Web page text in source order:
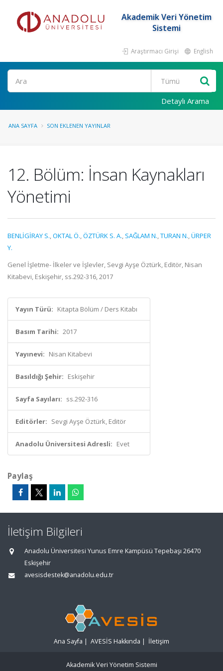
Akademik Veri Yönetim
Sistemi
Araştırmacı Girişi English
Ara
Detaylı Arama
ANA SAYFA SON EKLENEN YAYINLAR
12. Bölüm: İnsan Kaynakları
Yönetimi
BENLİGİRAY S.,OKTAL Ö.,ÖZTÜRK S. A., SAĞLAM N.,TURAN N.,ÜRPER
Y.
Genel İşletme- İlkeler ve İşlevler, Sevgi Ayşe Öztürk, Editör, Nisan
Kitabevi, Eskişehir, ss.292-316, 2017
Yayın Türü: Kitapta Bölüm / Ders Kitabı
Basım Tarihi: 2017
Yayınevi: Nisan Kitabevi
Basıldığı Şehir: Eskişehir
Sayfa Sayıları: ss.292-316
Editörler: Sevgi Ayşe Öztürk, Editör
Anadolu Üniversitesi Adresli: Evet
Paylaş
İletişim Bilgileri
Anadolu Üniversitesi Yunus Emre Kampüsü Tepebaşı 26470
Eskişehir
avesisdestek@anadolu.edu.tr
Ana Sayfa | AVESİS Hakkında | İletişim
Akademik Veri Yönetim Sistemi